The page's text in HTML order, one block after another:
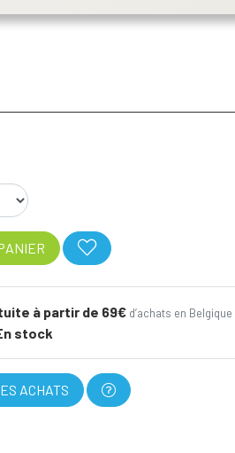
à partir de 69€ d’achats en Belgique
stock
ACHATS